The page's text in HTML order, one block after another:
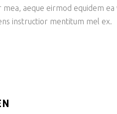
aeque eirmod equidem ea
instructior mentitum mel ex.